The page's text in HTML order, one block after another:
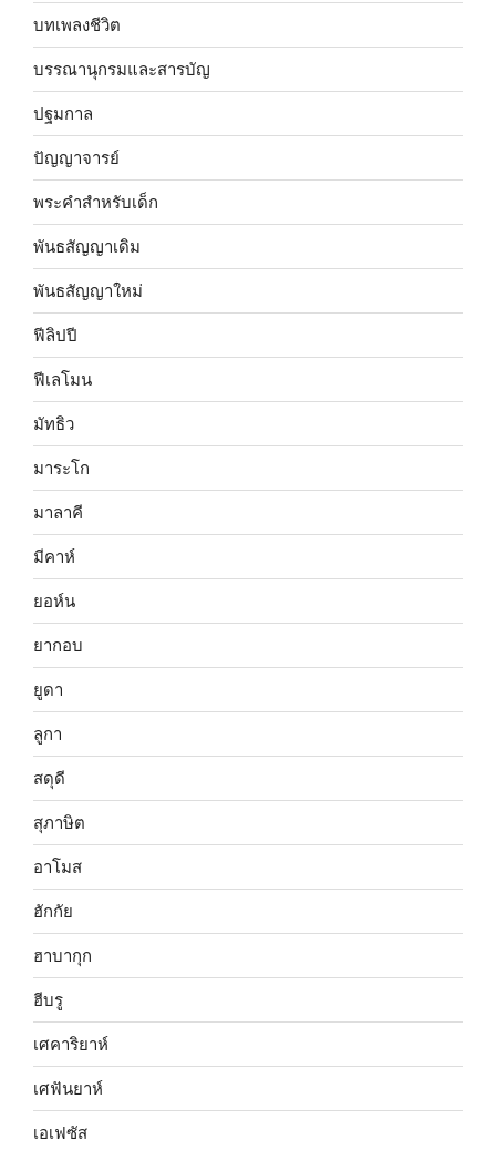
บทเพลงชีวิต
บรรณานุกรมและสารบัญ
ปฐมกาล
ปัญญาจารย์
พระคำสำหรับเด็ก
พันธสัญญาเดิม
พันธสัญญาใหม่
ฟีลิปปี
ฟีเลโมน
มัทธิว
มาระโก
มาลาคี
มีคาห์
ยอห์น
ยากอบ
ยูดา
ลูกา
สดุดี
สุภาษิต
อาโมส
ฮักกัย
ฮาบากุก
ฮีบรู
เศคาริยาห์
เศฟันยาห์
เอเฟซัส